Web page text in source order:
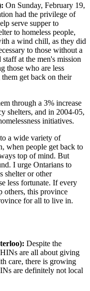
On Sunday, February 19,
had the privilege of
serve supper to
to homeless people,
a wind chill, as they did
to those without a
at the men's mission
those who are less
get back on their
through a 3% increase
shelters, and in 2004-05,
initiatives.
a wide variety of
when people get back to
top of mind. But
I urge Ontarians to
shelter or other
less fortunate. If every
others, this province
for all to live in.
Despite the
are all about giving
care, there is growing
are definitely not local